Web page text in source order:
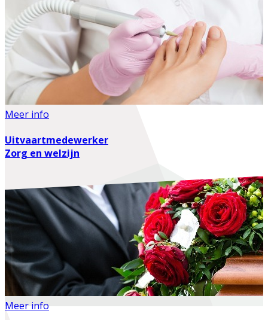
Meer info
Uitvaartmedewerker
Zorg en welzijn
Meer info